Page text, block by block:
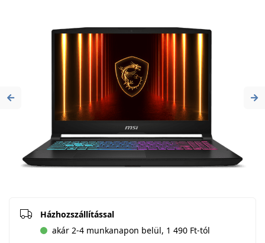
Previous
Házhozszállítással
akár 2-4 munkanapon belül, 1 490 Ft-tól